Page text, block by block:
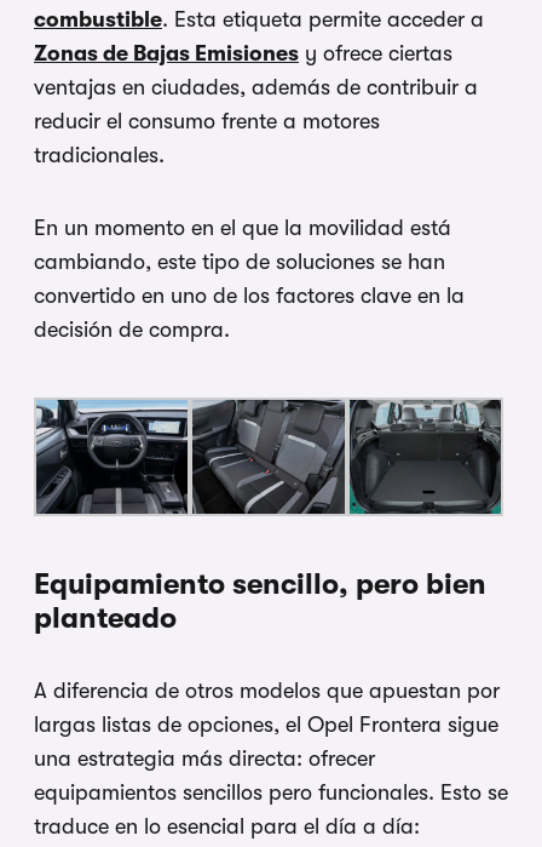
combustible. Esta etiqueta permite acceder a
Zonas de Bajas Emisiones y ofrece ciertas
ventajas en ciudades, además de contribuir a
reducir el consumo frente a motores
tradicionales.
En un momento en el que la movilidad está
cambiando, este tipo de soluciones se han
convertido en uno de los factores clave en la
decisión de compra.
Equipamiento sencillo, pero bien
planteado
A diferencia de otros modelos que apuestan por
largas listas de opciones, el Opel Frontera sigue
una estrategia más directa: ofrecer
equipamientos sencillos pero funcionales. Esto se
traduce en lo esencial para el día a día: